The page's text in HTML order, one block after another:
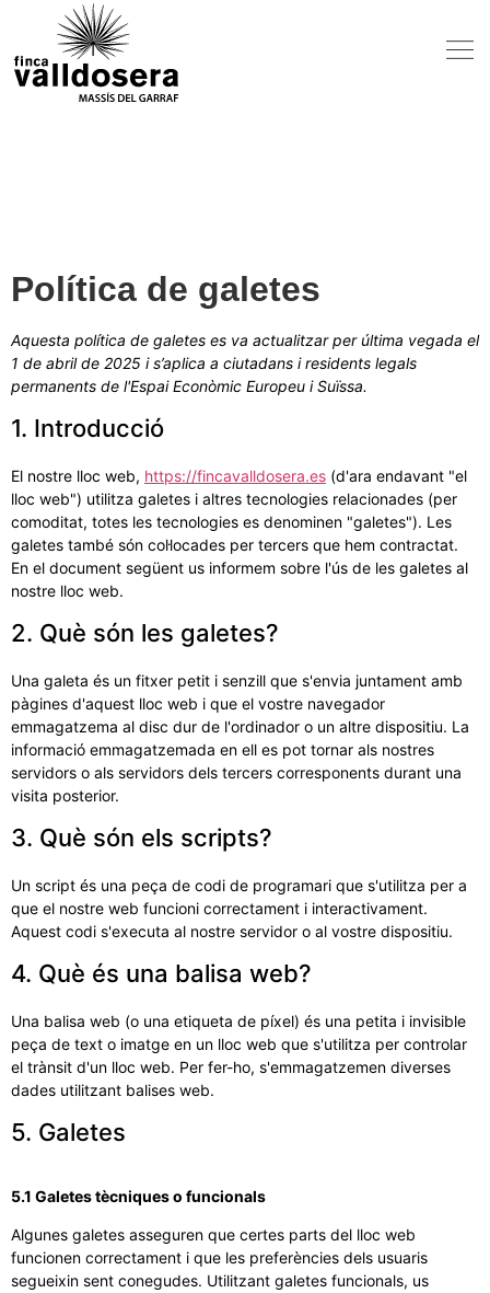
Política de galetes
Aquesta política de galetes es va actualitzar per última vegada el
1 de abril de 2025 i s’aplica a ciutadans i residents legals
permanents de l'Espai Econòmic Europeu i Suïssa.
1. Introducció
El nostre lloc web, https://fincavalldosera.es (d'ara endavant "el
lloc web") utilitza galetes i altres tecnologies relacionades (per
comoditat, totes les tecnologies es denominen "galetes"). Les
galetes també són col·locades per tercers que hem contractat.
En el document següent us informem sobre l'ús de les galetes al
nostre lloc web.
2. Què són les galetes?
Una galeta és un fitxer petit i senzill que s'envia juntament amb
pàgines d'aquest lloc web i que el vostre navegador
emmagatzema al disc dur de l'ordinador o un altre dispositiu. La
informació emmagatzemada en ell es pot tornar als nostres
servidors o als servidors dels tercers corresponents durant una
visita posterior.
3. Què són els scripts?
Un script és una peça de codi de programari que s'utilitza per a
que el nostre web funcioni correctament i interactivament.
Aquest codi s'executa al nostre servidor o al vostre dispositiu.
4. Què és una balisa web?
Una balisa web (o una etiqueta de píxel) és una petita i invisible
peça de text o imatge en un lloc web que s'utilitza per controlar
el trànsit d'un lloc web. Per fer-ho, s'emmagatzemen diverses
dades utilitzant balises web.
5. Galetes
5.1 Galetes tècniques o funcionals
Algunes galetes asseguren que certes parts del lloc web
funcionen correctament i que les preferències dels usuaris
segueixin sent conegudes. Utilitzant galetes funcionals, us